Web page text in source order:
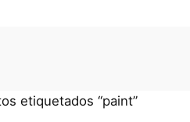
etiquetados “paint”